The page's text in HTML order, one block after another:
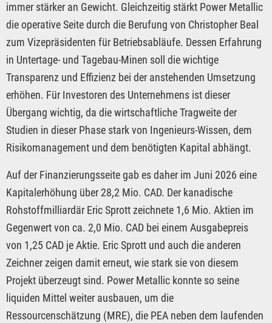
immer stärker an Gewicht. Gleichzeitig stärkt Power Metallic
die operative Seite durch die Berufung von Christopher Beal
zum Vizepräsidenten für Betriebsabläufe. Dessen Erfahrung
in Untertage- und Tagebau-Minen soll die wichtige
Transparenz und Effizienz bei der anstehenden Umsetzung
erhöhen. Für Investoren des Unternehmens ist dieser
Übergang wichtig, da die wirtschaftliche Tragweite der
Studien in dieser Phase stark von Ingenieurs-Wissen, dem
Risikomanagement und dem benötigten Kapital abhängt.
Auf der Finanzierungsseite gab es daher im Juni 2026 eine
Kapitalerhöhung über 28,2 Mio. CAD. Der kanadische
Rohstoffmilliardär Eric Sprott zeichnete 1,6 Mio. Aktien im
Gegenwert von ca. 2,0 Mio. CAD bei einem Ausgabepreis
von 1,25 CAD je Aktie. Eric Sprott und auch die anderen
Zeichner zeigen damit erneut, wie stark sie von diesem
Projekt überzeugt sind. Power Metallic konnte so seine
liquiden Mittel weiter ausbauen, um die
Ressourcenschätzung (MRE), die PEA neben dem laufenden